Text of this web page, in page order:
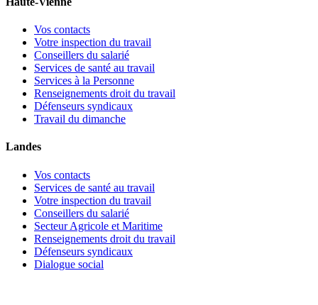
Vos contacts
Votre inspection du travail
Conseillers du salarié
Services de santé au travail
Services à la Personne
Renseignements droit du travail
Défenseurs syndicaux
Travail du dimanche
Landes
Vos contacts
Services de santé au travail
Votre inspection du travail
Conseillers du salarié
Secteur Agricole et Maritime
Renseignements droit du travail
Défenseurs syndicaux
Dialogue social